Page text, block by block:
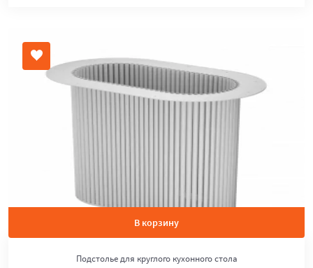
В корзину
Подстолье для круглого кухонного стола